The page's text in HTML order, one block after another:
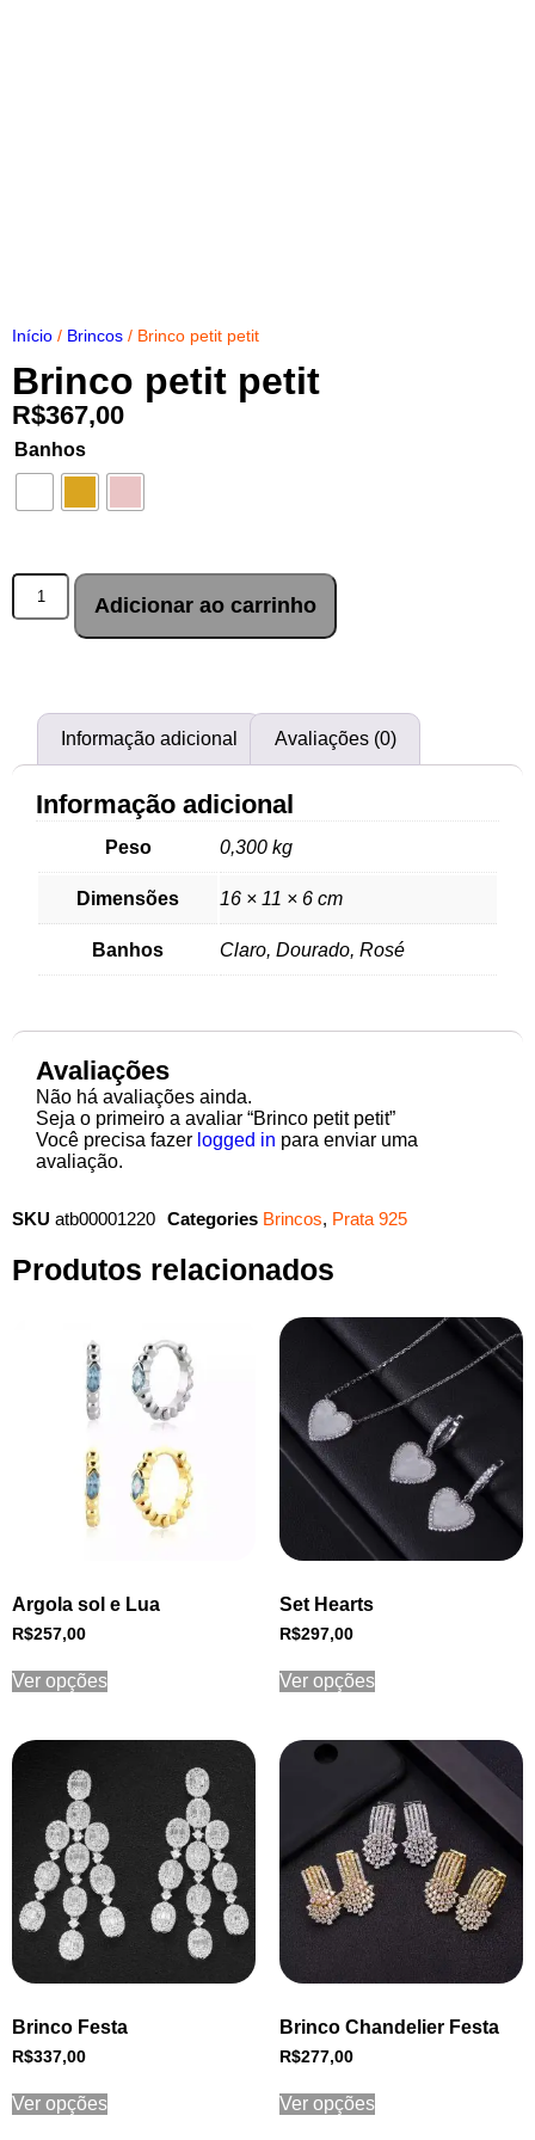
Início / Brincos / Brinco petit petit
Brinco petit petit
R$367,00
Banhos
Adicionar ao carrinho
Informação adicional Avaliações (0)
Informação adicional
Peso 0,300 kg
Dimensões 16 × 11 × 6 cm
Banhos Claro, Dourado, Rosé
Avaliações
Não há avaliações ainda.
Seja o primeiro a avaliar “Brinco petit petit”
Você precisa fazer logged in para enviar uma
avaliação.
SKU atb00001220 Categories Brincos, Prata 925
Produtos relacionados
Argola sol e Lua
R$257,00
Ver opções
Set Hearts
R$297,00
Ver opções
Brinco Festa
R$337,00
Ver opções
Brinco Chandelier Festa
R$277,00
Ver opções